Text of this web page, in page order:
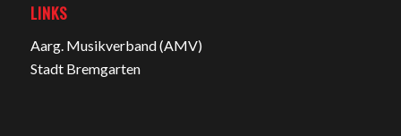
LINKS
Aarg. Musikverband (AMV)
Stadt Bremgarten